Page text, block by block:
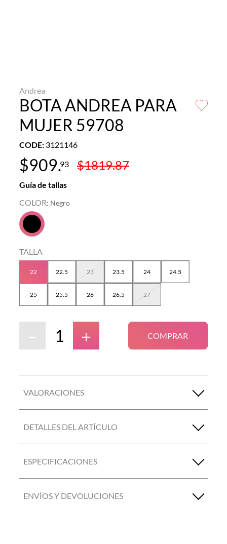
Andrea
BOTA ANDREA PARA
MUJER 59708
CODE: 3121146
$909.93 $1819.87
Guía de tallas
COLOR: Negro
TALLA
22 22.5 23 23.5 24 24.5
25 25.5 26 26.5 27
＋
－ COMPRAR
VALORACIONES
DETALLES DEL ARTÍCULO
ESPECIFICACIONES
ENVÍOS Y DEVOLUCIONES